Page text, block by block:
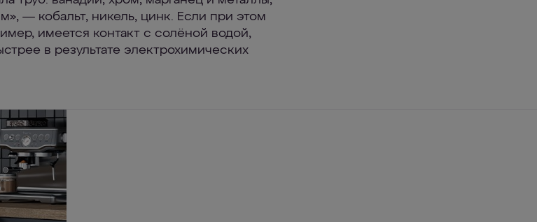
— кобальт, никель, цинк. Если при этом
имеется контакт с солёной водой,
в результате электрохимических